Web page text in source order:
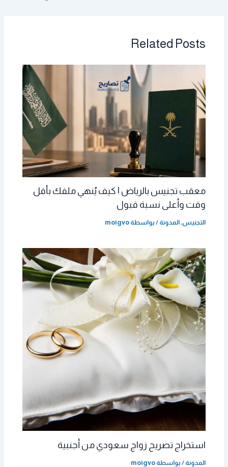
Related Posts
معقب تجنيس بالرياض | كيف يُنهي ملفك بأقل
وقت وأعلى نسبة قبول
التجنيس,المدونة / بواسطة moigvo
استخراج تصريح زواج سعودي من أجنبية
المدونة / بواسطة moigvo